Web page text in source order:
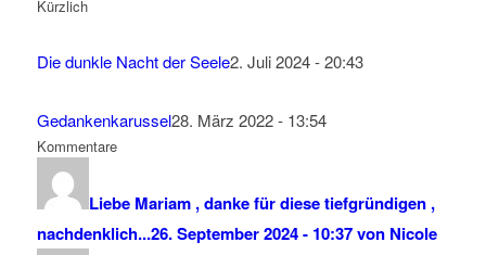
Kürzlich
Die dunkle Nacht der Seele2. Juli 2024 - 20:43
Gedankenkarussel28. März 2022 - 13:54
Kommentare
Liebe Mariam , danke für diese tiefgründigen ,
nachdenklich...26. September 2024 - 10:37 von Nicole